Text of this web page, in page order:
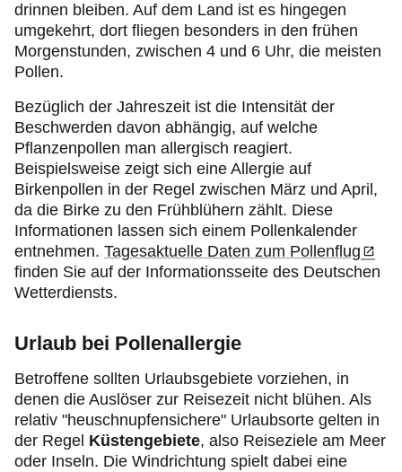
drinnen bleiben. Auf dem Land ist es hingegen
umgekehrt, dort fliegen besonders in den frühen
Morgenstunden, zwischen 4 und 6 Uhr, die meisten
Pollen.
Bezüglich der Jahreszeit ist die Intensität der
Beschwerden davon abhängig, auf welche
Pflanzenpollen man allergisch reagiert.
Beispielsweise zeigt sich eine Allergie auf
Birkenpollen in der Regel zwischen März und April,
da die Birke zu den Frühblühern zählt. Diese
Informationen lassen sich einem Pollenkalender
entnehmen. Tagesaktuelle Daten zum Pollenflug
finden Sie auf der Informationsseite des Deutschen
Wetterdiensts.
Urlaub bei Pollenallergie
Betroffene sollten Urlaubsgebiete vorziehen, in
denen die Auslöser zur Reisezeit nicht blühen. Als
relativ "heuschnupfensichere" Urlaubsorte gelten in
der Regel Küstengebiete, also Reiseziele am Meer
oder Inseln. Die Windrichtung spielt dabei eine